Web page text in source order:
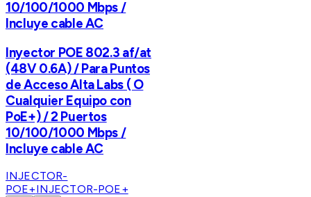
10/100/1000 Mbps /
Incluye cable AC
Inyector POE 802.3 af/at
(48V 0.6A) / Para Puntos
de Acceso Alta Labs ( O
Cualquier Equipo con
PoE+) / 2 Puertos
10/100/1000 Mbps /
Incluye cable AC
INJECTOR-
POE+INJECTOR-POE+